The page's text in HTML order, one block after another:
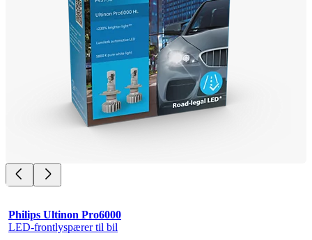
Philips Ultinon Pro6000
LED-frontlyspærer til bil